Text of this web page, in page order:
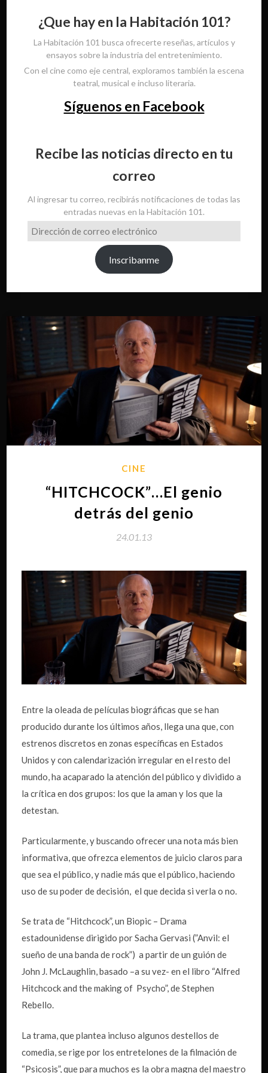
¿Que hay en la Habitación 101?
La Habitación 101 busca ofrecerte reseñas, artículos y
ensayos sobre la industria del entretenimiento.
Con el cine como eje central, exploramos también la escena
teatral, musical e incluso literaria.
Síguenos en Facebook
Recibe las noticias directo en tu
correo
Al ingresar tu correo, recibirás notificaciones de todas las
entradas nuevas en la Habitación 101.
Dirección
de
Inscribanme
CINE
“HITCHCOCK”…El genio
detrás del genio
24.01.13
Entre la oleada de películas biográficas que se han
producido durante los últimos años, llega una que, con
estrenos discretos en zonas específicas en Estados
Unidos y con calendarización irregular en el resto del
mundo, ha acaparado la atención del público y dividido a
la crítica en dos grupos: los que la aman y los que la
detestan.
Particularmente, y buscando ofrecer una nota más bien
informativa, que ofrezca elementos de juicio claros para
que sea el público, y nadie más que el público, haciendo
uso de su poder de decisión, el que decida si verla o no.
Se trata de “Hitchcock”, un Biopic – Drama
estadounidense dirigido por Sacha Gervasi (”Anvil: el
sueño de una banda de rock”) a partir de un guión de
John J. McLaughlin, basado –a su vez- en el libro “Alfred
Hitchcock and the making of Psycho”, de Stephen
Rebello.
La trama, que plantea incluso algunos destellos de
comedia, se rige por los entretelones de la filmación de
“Psicosis”, que para muchos es la obra magna del maestro